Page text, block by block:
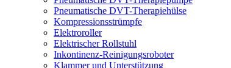
Pneumatische DVT-Therapiehülse
Kompressionsstrümpfe
Elektroroller
Elektrischer Rollstuhl
Inkontinenz-Reinigungsroboter
Klammer und Unterstützung